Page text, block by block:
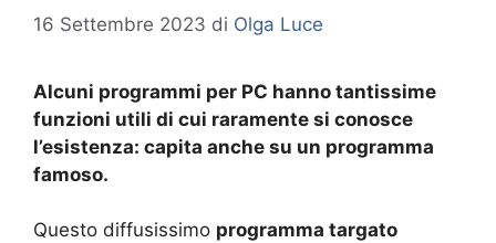
16 Settembre 2023 di Olga Luce
Alcuni programmi per PC hanno tantissime
funzioni utili di cui raramente si conosce
l’esistenza: capita anche su un programma
famoso.
Questo diffusissimo programma targato